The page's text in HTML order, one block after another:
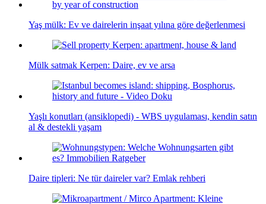
Yaş mülk: Ev ve dairelerin inşaat yılına göre değerlenmesi
Mülk satmak Kerpen: Daire, ev ve arsa
Yaşlı konutları (ansiklopedi) - WBS uygulaması, kendin satın
al & destekli yaşam
Daire tipleri: Ne tür daireler var? Emlak rehberi